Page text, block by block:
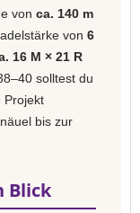
von ca. 140 m
von 6
16 M × 21 R
solltest du
Projekt
bis zur
Blick